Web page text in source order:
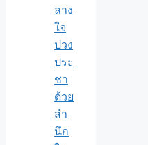
ลาง
ใจ
ปวง
ประ
ชา
ด้วย
สำ
นึก